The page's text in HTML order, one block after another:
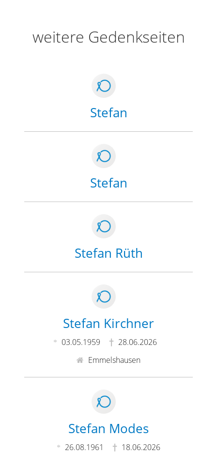
weitere Gedenkseiten
Stefan
Stefan
Stefan Rüth
Stefan Kirchner
03.05.1959
28.06.2026
Emmelshausen
Stefan Modes
26.08.1961 18.06.2026